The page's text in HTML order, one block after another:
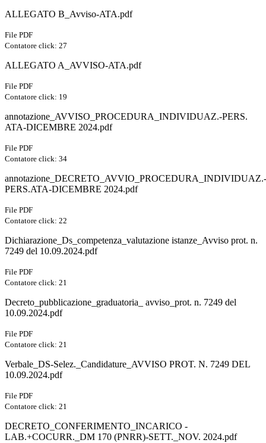
ALLEGATO B_Avviso-ATA.pdf
File PDF
Contatore click: 27
ALLEGATO A_AVVISO-ATA.pdf
File PDF
Contatore click: 19
annotazione_AVVISO_PROCEDURA_INDIVIDUAZ.-PERS.
ATA-DICEMBRE 2024.pdf
File PDF
Contatore click: 34
annotazione_DECRETO_AVVIO_PROCEDURA_INDIVIDUAZ.-
PERS.ATA-DICEMBRE 2024.pdf
File PDF
Contatore click: 22
Dichiarazione_Ds_competenza_valutazione istanze_Avviso prot. n.
7249 del 10.09.2024.pdf
File PDF
Contatore click: 21
Decreto_pubblicazione_graduatoria_ avviso_prot. n. 7249 del
10.09.2024.pdf
File PDF
Contatore click: 21
Verbale_DS-Selez._Candidature_AVVISO PROT. N. 7249 DEL
10.09.2024.pdf
File PDF
Contatore click: 21
DECRETO_CONFERIMENTO_INCARICO -
LAB.+COCURR._DM 170 (PNRR)-SETT._NOV. 2024.pdf